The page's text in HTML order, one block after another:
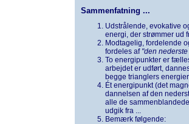
Sammenfatning ...
Udstrålende, evokative
energi, der strømmer ud
Modtagelig, fordelende
fordeles af "den
To energipunkter er
arbejdet er udført,
begge trianglers
Ét energipunkt (det
dannelsen af den
alle de
udgik fra ...
Bemærk følgende: